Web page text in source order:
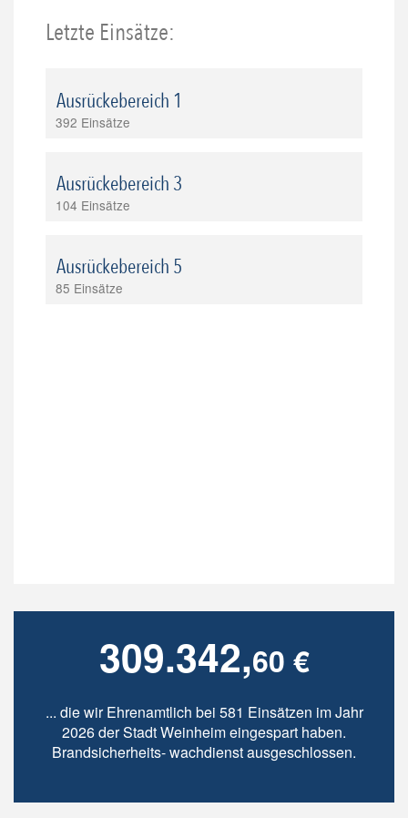
Letzte Einsätze:
Ausrückebereich 1
392 Einsätze
Ausrückebereich 3
104 Einsätze
Ausrückebereich 5
85 Einsätze
309.342,60 €
... die wir Ehrenamtlich bei 581 Einsätzen im Jahr
2026 der Stadt Weinheim eingespart haben.
Brandsicherheits- wachdienst ausgeschlossen.